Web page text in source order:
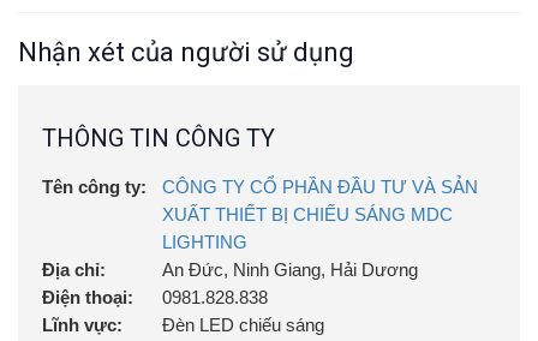
Nhận xét của người sử dụng
THÔNG TIN CÔNG TY
Tên công ty:
CÔNG TY CỔ PHẦN ĐẦU TƯ VÀ SẢN
XUẤT THIẾT BỊ CHIẾU SÁNG MDC
LIGHTING
Địa chỉ:
An Đức, Ninh Giang, Hải Dương
Điện thoại:
0981.828.838
Lĩnh vực:
Đèn LED chiếu sáng